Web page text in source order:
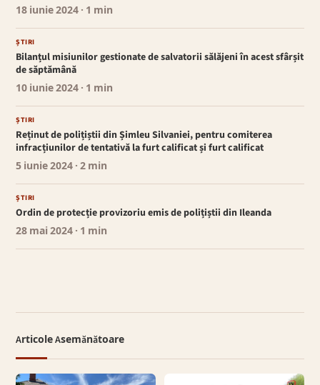
18 iunie 2024 · 1 min
ȘTIRI
Bilanțul misiunilor gestionate de salvatorii sălăjeni în acest sfârșit
de săptămână
10 iunie 2024 · 1 min
ȘTIRI
Reținut de polițiștii din Șimleu Silvaniei, pentru comiterea
infracțiunilor de tentativă la furt calificat și furt calificat
5 iunie 2024 · 2 min
ȘTIRI
Ordin de protecție provizoriu emis de polițiștii din Ileanda
28 mai 2024 · 1 min
Articole Asemănătoare